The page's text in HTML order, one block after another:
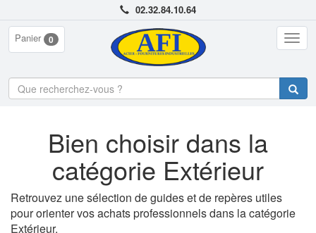
02.32.84.10.64
Panier 0
Bien choisir dans la
catégorie Extérieur
Retrouvez une sélection de guides et de repères utiles
pour orienter vos achats professionnels dans la catégorie
Extérieur.